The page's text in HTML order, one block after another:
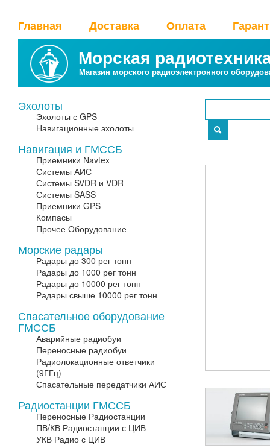
Главная Доставка Оплата
Морская
Магазин морского радиоэлектронного
Эхолоты
Эхолоты с GPS
Навигационные эхолоты
Навигация и ГМССБ
Приемники Navtex
Системы АИС
Системы SVDR и VDR
Системы SASS
Приемники GPS
Компасы
Прочее Оборудование
Морские радары
Радары до 300 рег тонн
Радары до 1000 рег тонн
Радары до 10000 рег тонн
Радары свыше 10000 рег тонн
Спасательное оборудование
ГМССБ
Аварийные радиобуи
Переносные радиобуи
Радиолокационные ответчики
(9ГГц)
Спасательные передатчики АИС
Радиостанции ГМССБ
Переносные Радиостанции
ПВ/КВ Радиостанции с ЦИВ
УКВ Радио с ЦИВ